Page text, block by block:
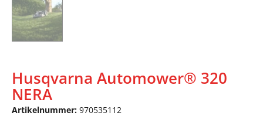
Husqvarna Automower® 320
NERA
Artikelnummer: 970535112